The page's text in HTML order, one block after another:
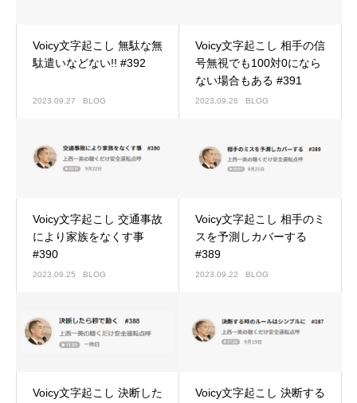
Voicy文字起こし 無駄な無
駄遣いなどない!! #392
2023.09.27 BLOG
Voicy文字起こし 相手の信
号無視でも100対0になら
ない場合もある #391
2023.09.26 BLOG
Voicy文字起こし 交通事故
により家族をなくす事
#390
2023.09.25 BLOG
Voicy文字起こし 相手のミ
スを予測しカバーする
#389
2023.09.22 BLOG
Voicy文字起こし 決断した
Voicy文字起こし 決断する